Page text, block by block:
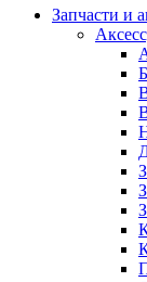
Запчасти и